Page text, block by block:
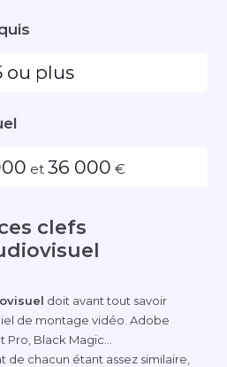
ou plus
et36 000 €
clefs
doit avant tout savoir
de montage vidéo. Adobe
Pro, Black Magic…
de chacun étant assez similaire,